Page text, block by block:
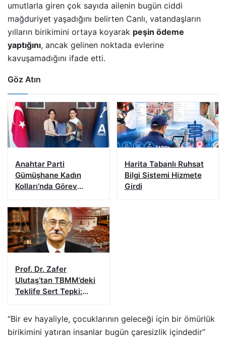
umutlarla giren çok sayıda ailenin bugün ciddi
mağduriyet yaşadığını belirten Canlı, vatandaşların
yılların birikimini ortaya koyarak peşin ödeme
yaptığını, ancak gelinen noktada evlerine
kavuşamadığını ifade etti.
Göz Atın
Anahtar Parti
Gümüşhane Kadın
Kolları’nda Görev
Harita Tabanlı Ruhsat
Bilgi Sistemi Hizmete
Girdi
Prof. Dr. Zafer
Ulutaş’tan TBMM’deki
Teklife Sert Tepki:
Bitmemelidir”
“Bir ev hayaliyle, çocuklarının geleceği için bir ömürlük
birikimini yatıran insanlar bugün çaresizlik içindedir”